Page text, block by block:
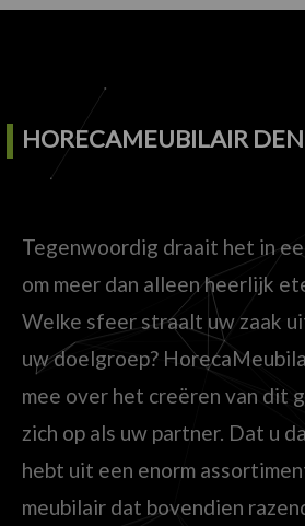
HORECAMEUBILAIR
Tegenwoordig draait het in
om meer dan alleen heerlijk
Welke sfeer straalt uw zaak
uw doelgroep?
mee over het creëren van dit
zich op als uw partner. Dat u
hebt uit een enorm
meubilair dat bovendien